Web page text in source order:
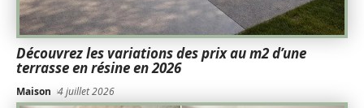
Découvrez les variations des prix au m2 d’une
terrasse en résine en 2026
Maison 4 juillet 2026